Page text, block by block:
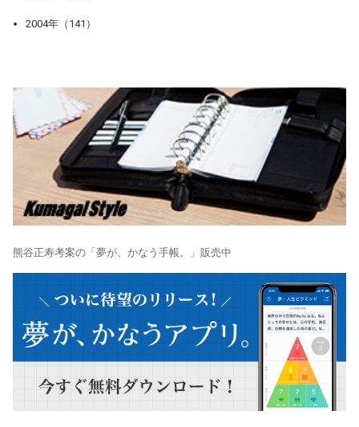
2004年（141）
熊谷正寿考案の「夢が、かなう手帳。」販売中